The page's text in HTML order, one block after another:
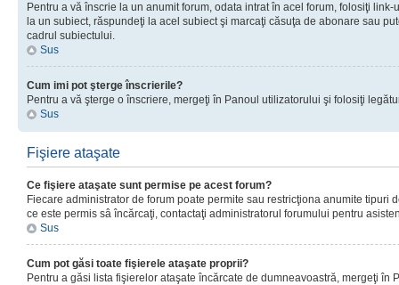
Pentru a vă înscrie la un anumit forum, odata intrat în acel forum, folosiţi
la un subiect, răspundeţi la acel subiect şi marcaţi căsuţa de abonare sau
cadrul subiectului.
Sus
Cum imi pot şterge înscrierile?
Pentru a vă şterge o înscriere, mergeţi în Panoul utilizatorului şi folosiţi
Sus
Fişiere ataşate
Ce fişiere ataşate sunt permise pe acest forum?
Fiecare administrator de forum poate permite sau restricţiona anumite tipuri
ce este permis sâ încărcaţi, contactaţi administratorul forumului pentru
Sus
Cum pot găsi toate fişierele ataşate proprii?
Pentru a găsi lista fişierelor ataşate încărcate de dumneavoastră, mergeţi în